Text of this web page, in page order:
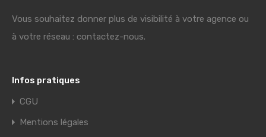
Vous souhaitez donner plus de visibilité à votre agence ou
à votre réseau : contactez-nous.
Infos pratiques
CGU
Mentions légales